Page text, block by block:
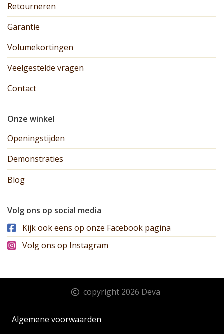
Retourneren
Garantie
Volumekortingen
Veelgestelde vragen
Contact
Onze winkel
Openingstijden
Demonstraties
Blog
Volg ons op social media
Kijk ook eens op onze Facebook pagina
Volg ons op Instagram
copyright 2026 Deva
Algemene voorwaarden